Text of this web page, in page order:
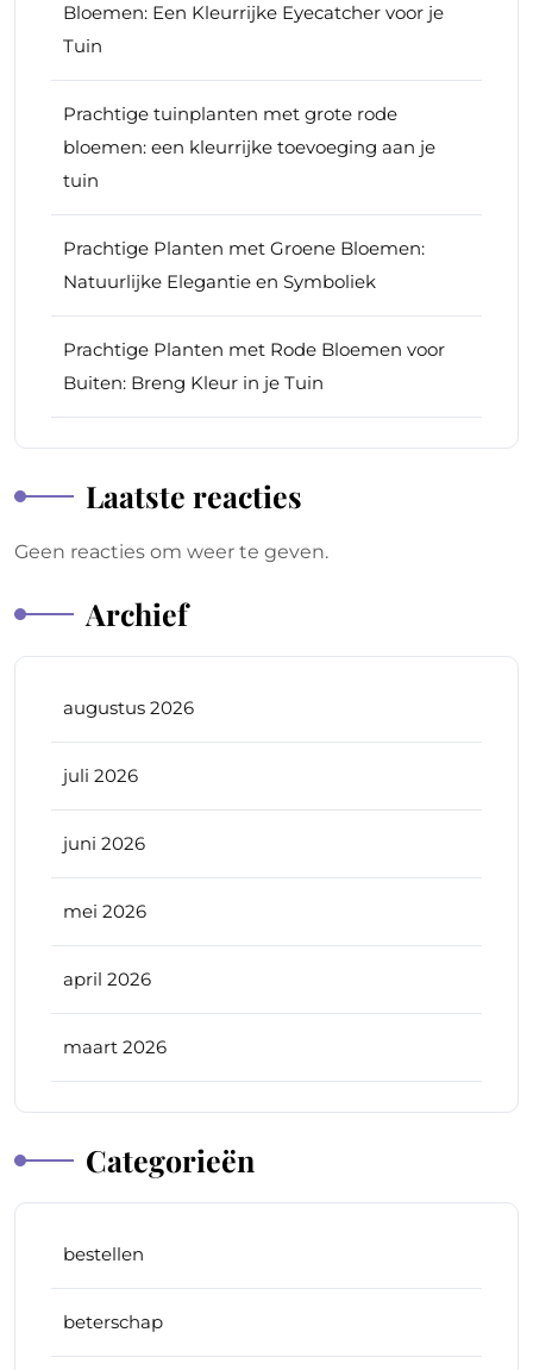
Bloemen: Een Kleurrijke Eyecatcher voor je
Tuin
Prachtige tuinplanten met grote rode
bloemen: een kleurrijke toevoeging aan je
tuin
Prachtige Planten met Groene Bloemen:
Natuurlijke Elegantie en Symboliek
Prachtige Planten met Rode Bloemen voor
Buiten: Breng Kleur in je Tuin
Laatste reacties
Geen reacties om weer te geven.
Archief
augustus 2026
juli 2026
juni 2026
mei 2026
april 2026
maart 2026
Categorieën
bestellen
beterschap